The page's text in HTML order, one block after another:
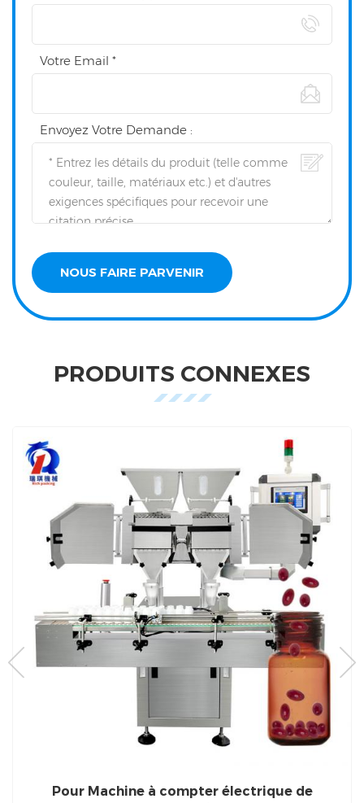
Votre Email *
Envoyez Votre Demande :
PRODUITS CONNEXES
Machine à compter électrique de